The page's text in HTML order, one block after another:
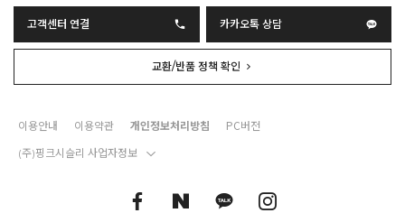
고객센터 연결 카카오톡 상담
교환/반품 정책 확인
이용안내 이용약관 개인정보처리방침 PC버전
(주)핑크시슬리 사업자정보